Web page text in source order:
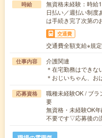
時給
無資格未経験：時
日払い／週払い制度
は手続き完了次第の
交通費
交通費全額支給※規
仕事内容
介護関連
＊在宅勤務はでき
＊おじいちゃん、
応募資格
職種未経験OK / ブラ
要
無資格・未経験OK
不要です▽応募後の